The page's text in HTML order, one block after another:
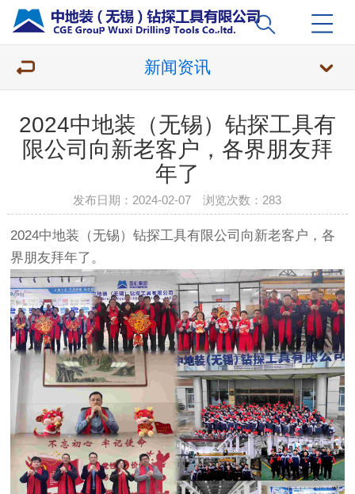
新闻资讯
2024中地装（无锡）钻探工具有
限公司向新老客户，各界朋友拜
年了
发布日期：2024-02-07 浏览次数： 283
2024中地装（无锡）钻探工具有限公司向新老客户，各
界朋友拜年了。